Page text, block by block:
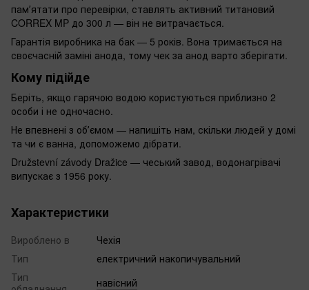
памʼятати про перевірки, ставлять активний титановий
CORREX MP до 300 л — він не витрачається.
Гарантія виробника на бак — 5 років. Вона тримається на
своєчасній заміні анода, тому чек за анод варто зберігати.
Кому підійде
Беріть, якщо гарячою водою користуються приблизно 2
особи і не одночасно.
Не впевнені з обʼємом — напишіть нам, скільки людей у домі
та чи є ванна, допоможемо дібрати.
Družstevní závody Dražice — чеський завод, водонагрівачі
випускає з 1956 року.
Характеристики
Вироблено в
Чехія
Тип
електричний накопичувальний
Тип
навісний